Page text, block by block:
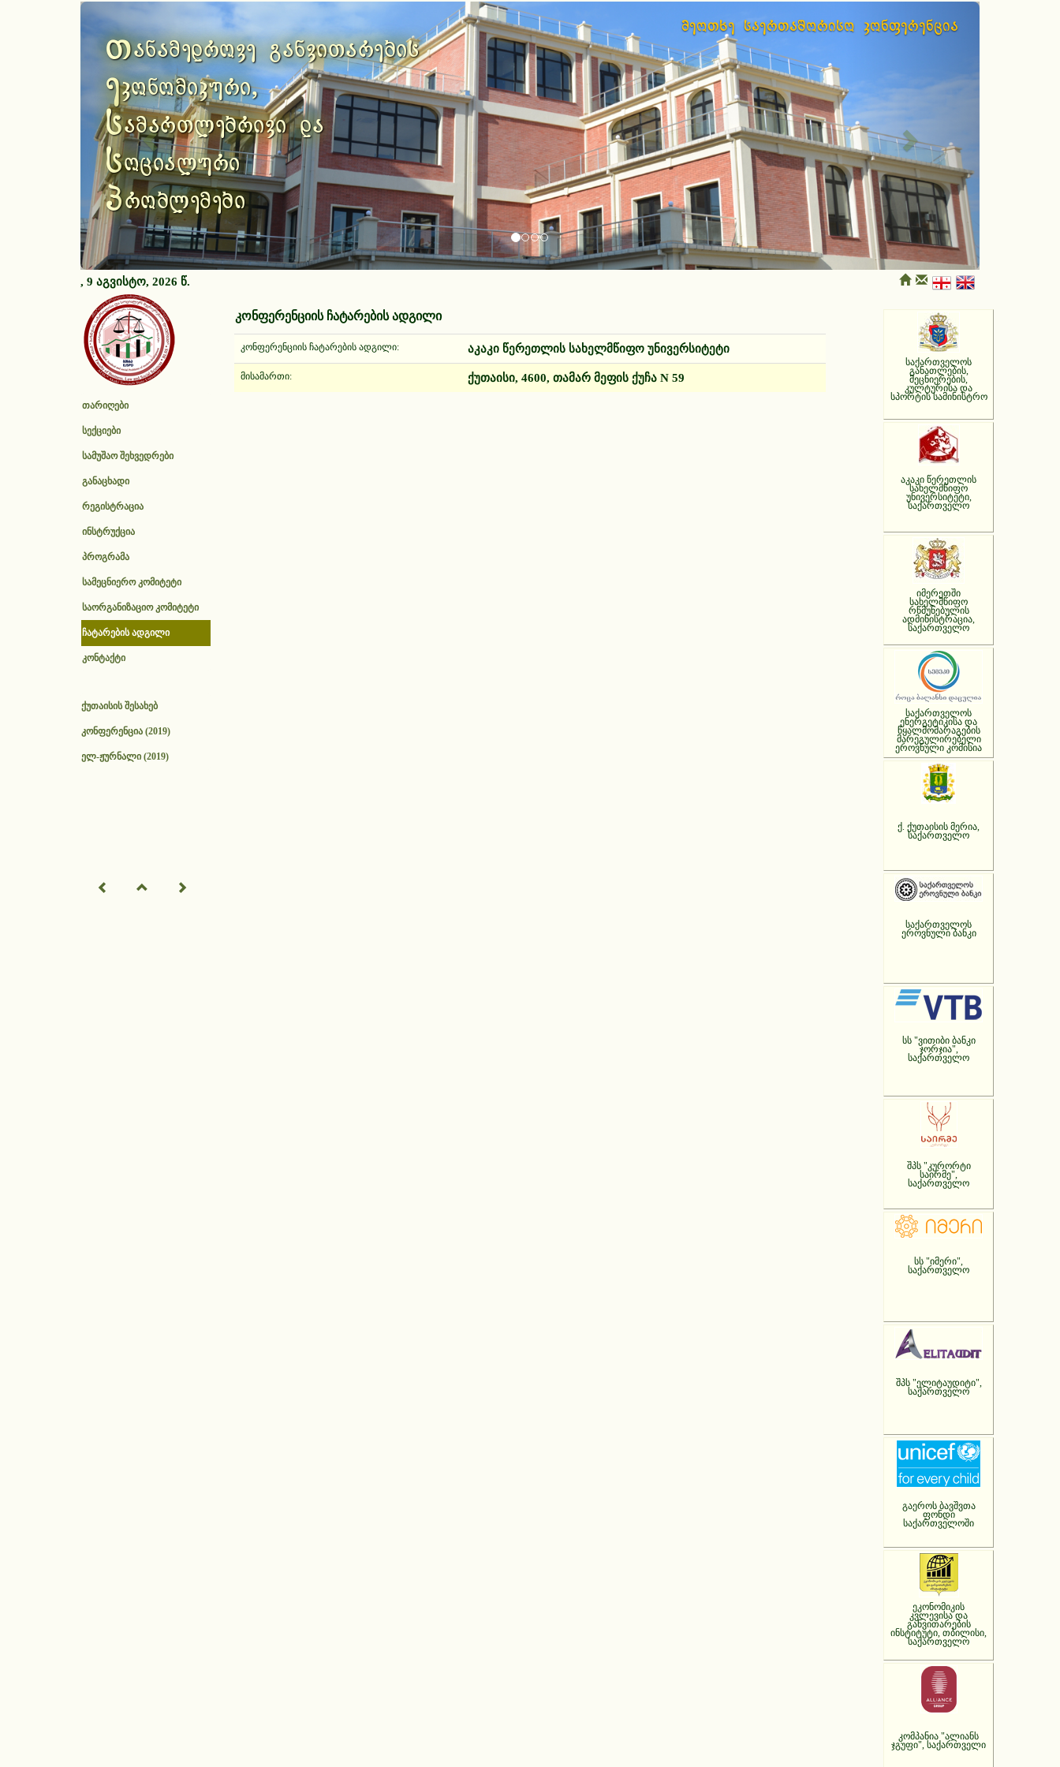
მეოთხე საერთაშორისო კონფერენცია
თანამედროვე განვითარების
ეკონომიკური,
სამართლებრივი და
სოციალური
პრობლემები
, 9 აგვისტო, 2026 წ.
თარიღები
სექციები
სამუშაო შეხვედრები
განაცხადი
რეგისტრაცია
ინსტრუქცია
პროგრამა
სამეცნიერო კომიტეტი
საორგანიზაციო კომიტეტი
ჩატარების ადგილი
კონტაქტი
ქუთაისის შესახებ
კონფერენცია (2019)
ელ-ჟურნალი (2019)
კონფერენციის ჩატარების ადგილი
კონფერენციის ჩატარების ადგილი: აკაკი წერეთლის სახელმწიფო უნივერსიტეტი
მისამართი: ქუთაისი, 4600, თამარ მეფის ქუჩა N 59
საქართველოს
განათლების,
მეცნიერების,
კულტურისა და
სპორტის სამინისტრო
აკაკი წერეთლის
სახელმწიფო
უნივერსიტეტი,
საქართველო
იმერეთში
სახელმწიფო
რწმუნებულის
ადმინისტრაცია,
საქართველო
საქართველოს
ენერგეტიკისა და
წყალმომარაგების
მარეგულირებელი
ეროვნული კომისია
ქ. ქუთაისის მერია,
საქართველო
საქართველოს
ეროვნული ბანკი
სს "ვითიბი ბანკი
ჯორჯია",
საქართველო
შპს "კურორტი
საირმე",
საქართველო
სს "იმერი",
საქართველო
შპს "ელიტაუდიტი",
საქართველო
გაეროს ბავშვთა
ფონდი
საქართველოში
ეკონომიკის
კვლევისა და
განვითარების
ინსტიტუტი, თბილისი,
საქართველო
კომპანია "ალიანს
ჯგუფი", საქართველი